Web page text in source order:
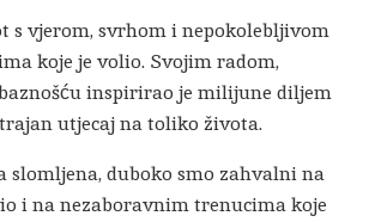
s vjerom, svrhom i nepokolebljivom
koje je volio. Svojim radom,
inspirirao je milijune diljem
utjecaj na toliko života.
slomljena, duboko smo zahvalni na
i na nezaboravnim trenucima koje